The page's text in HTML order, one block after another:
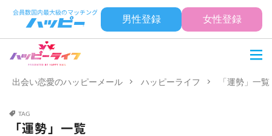
男性登録 女性登録
出会い恋愛のハッピーメール ハッピーライフ 「運勢」一覧
TAG
「運勢」一覧